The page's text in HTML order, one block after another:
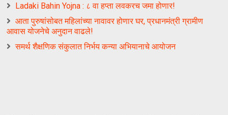
Ladaki Bahin Yojna : ८ वा हप्ता लवकरच जमा होणार!
आता पुरुषांसोबत महिलांच्या नावावर होणार घर, प्रधानमंत्री ग्रामीण
आवास योजनेचे अनुदान वाढले!
समर्थ शैक्षणिक संकुलात निर्भय कन्या अभियानाचे आयोजन